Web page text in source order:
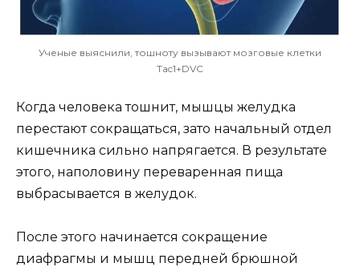
Ученые выяснили, тошноту вызывают мозговые клетки
Tac1+DVC
Когда человека тошнит, мышцы желудка
перестают сокращаться, зато начальный отдел
кишечника сильно напрягается. В результате
этого, наполовину переваренная пища
выбрасывается в желудок.
После этого начинается сокращение
диафрагмы и мышц передней брюшной